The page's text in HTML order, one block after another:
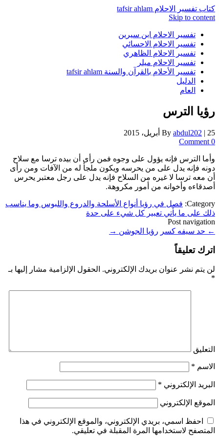
كتاب تفسير الاحلام tafsir ahlam
Skip to content
تفسير الاحلام ابن سيرين
تفسير الاحلام الاحسائي
تفسير الاحلام الظاهري
تفسير الاحلام ميلر
تفسير الأحلام بالقرآن والسنة tafsir ahlam
الدليل
العام
رؤيا الترس
By abdul202 | 25 أبريل، 2015
0 Comment
وأما الترس فإنه يؤول على وجوه فمن رأى أن بيده ترسا مع سلاح
دونه فإنه يدل على من يحرسه ويكون ملجأ له من الآفات ومن رأى
أن معه ترسا لا غيره من السلاح فإنه يدل على رجل معتبر يحرس
أصدقاءه وأخوانه من أمور مكروهة.
Category: فصل في رؤيا أنواع الأسلحة والدروع واللبوس وما يناسب
ذلك على ما يأتي تعبير كل شيء على حدة
Post navigation
← حد سيفه كسر رؤيا الجوشن →
اترك تعليقاً
لن يتم نشر عنوان بريدك الإلكتروني. الحقول الإلزامية مشار إليها بـ
*
التعليق
الاسم *
البريد الإلكتروني *
الموقع الإلكتروني
احفظ اسمي، بريدي الإلكتروني، والموقع الإلكتروني في هذا
المتصفح لاستخدامها المرة المقبلة في تعليقي.